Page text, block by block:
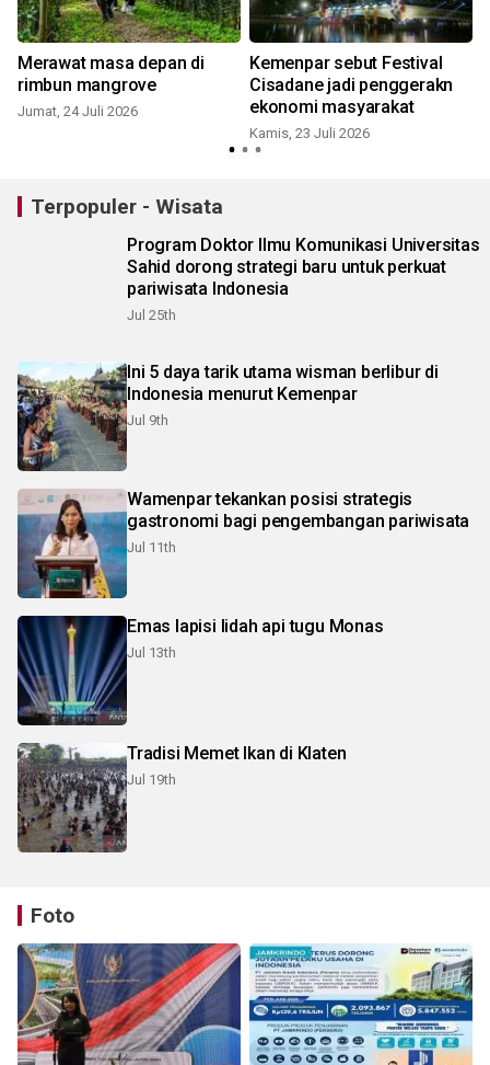
Merawat masa depan di
rimbun mangrove
Jumat, 24 Juli 2026
Kemenpar sebut Festival
Cisadane jadi penggerakn
ekonomi masyarakat
Kamis, 23 Juli 2026
Terpopuler - Wisata
Program Doktor Ilmu Komunikasi Universitas
Sahid dorong strategi baru untuk perkuat
pariwisata Indonesia
Jul 25th
Ini 5 daya tarik utama wisman berlibur di
Indonesia menurut Kemenpar
Jul 9th
Wamenpar tekankan posisi strategis
gastronomi bagi pengembangan pariwisata
Jul 11th
Emas lapisi lidah api tugu Monas
Jul 13th
Tradisi Memet Ikan di Klaten
Jul 19th
Foto